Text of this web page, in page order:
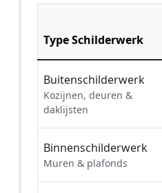
Type Schilderwerk
Buitenschilderwerk
Kozijnen, deuren &
daklijsten
Binnenschilderwerk
Muren & plafonds